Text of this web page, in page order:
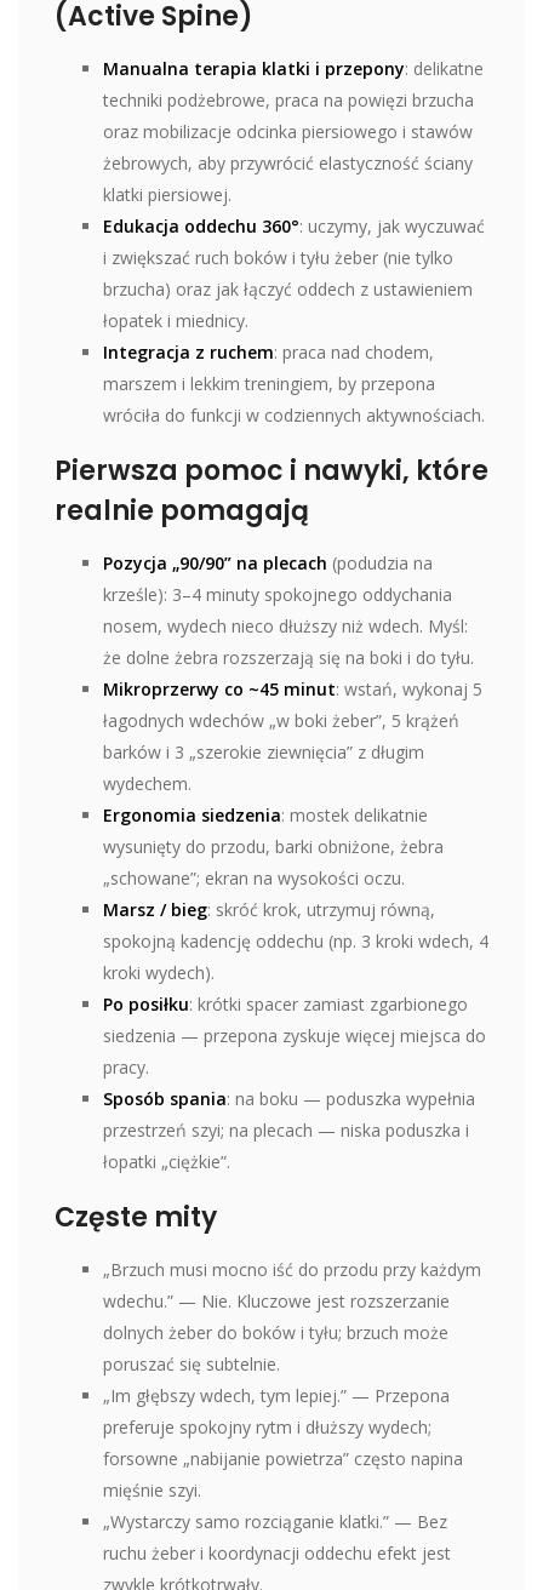
(Active Spine)
Manualna terapia klatki i przepony: delikatne
techniki podżebrowe, praca na powięzi brzucha
oraz mobilizacje odcinka piersiowego i stawów
żebrowych, aby przywrócić elastyczność ściany
klatki piersiowej.
Edukacja oddechu 360°: uczymy, jak wyczuwać
i zwiększać ruch boków i tyłu żeber (nie tylko
brzucha) oraz jak łączyć oddech z ustawieniem
łopatek i miednicy.
Integracja z ruchem: praca nad chodem,
marszem i lekkim treningiem, by przepona
wróciła do funkcji w codziennych aktywnościach.
Pierwsza pomoc i nawyki, które
realnie pomagają
Pozycja „90/90” na plecach (podudzia na
krześle): 3–4 minuty spokojnego oddychania
nosem, wydech nieco dłuższy niż wdech. Myśl:
że dolne żebra rozszerzają się na boki i do tyłu.
Mikroprzerwy co ~45 minut: wstań, wykonaj 5
łagodnych wdechów „w boki żeber”, 5 krążeń
barków i 3 „szerokie ziewnięcia” z długim
wydechem.
Ergonomia siedzenia: mostek delikatnie
wysunięty do przodu, barki obniżone, żebra
„schowane”; ekran na wysokości oczu.
Marsz / bieg: skróć krok, utrzymuj równą,
spokojną kadencję oddechu (np. 3 kroki wdech, 4
kroki wydech).
Po posiłku: krótki spacer zamiast zgarbionego
siedzenia — przepona zyskuje więcej miejsca do
pracy.
Sposób spania: na boku — poduszka wypełnia
przestrzeń szyi; na plecach — niska poduszka i
łopatki „ciężkie”.
Częste mity
„Brzuch musi mocno iść do przodu przy każdym
wdechu.” — Nie. Kluczowe jest rozszerzanie
dolnych żeber do boków i tyłu; brzuch może
poruszać się subtelnie.
„Im głębszy wdech, tym lepiej.” — Przepona
preferuje spokojny rytm i dłuższy wydech;
forsowne „nabijanie powietrza” często napina
mięśnie szyi.
„Wystarczy samo rozciąganie klatki.” — Bez
ruchu żeber i koordynacji oddechu efekt jest
zwykle krótkotrwały.